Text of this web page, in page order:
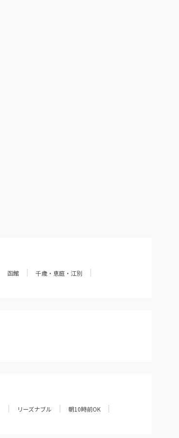
函館
千歳・恵庭・江別
リーズナブル
朝10時前OK